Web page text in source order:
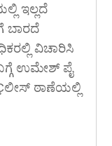
ಇಲ್ಲದೆ
ಬಾರದೆ
ವಿಚಾರಿಸಿ
ಉಮೇಶ್ ಪೈ
ಠಾಣೆಯಲ್ಲಿ